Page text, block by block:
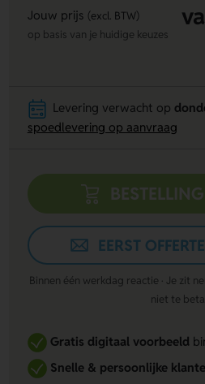
Jouw prijs (excl. BTW)
op basis van je huidige keuzes
Levering verwacht op
spoedlevering op aanvraag
EERST
Binnen één werkdag reactie · Je zit
niet te
Gratis digitaal voorbeeld
Snelle & persoonlijke